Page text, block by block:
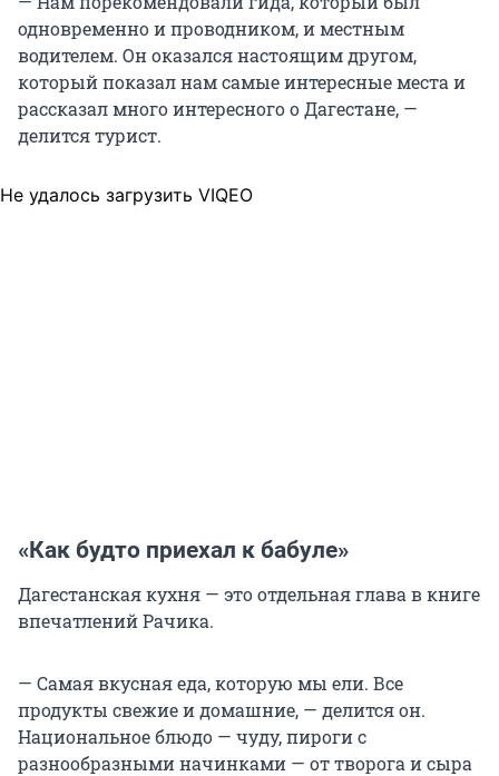
одновременно и проводником, и местным
водителем. Он оказался настоящим другом,
который показал нам самые интересные места и
рассказал много интересного о Дагестане, —
делится турист.
Не удалось загрузить VIQEO
«Как будто приехал к бабуле»
Дагестанская кухня — это отдельная глава в книге
впечатлений Рачика.
— Самая вкусная еда, которую мы ели. Все
продукты свежие и домашние, — делится он.
Национальное блюдо — чуду, пироги с
разнообразными начинками — от творога и сыра